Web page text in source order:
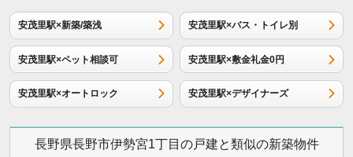
安茂里駅×新築/築浅 安茂里駅×バス・トイレ別
安茂里駅×ペット相談可 安茂里駅×敷金礼金0円
安茂里駅×オートロック 安茂里駅×デザイナーズ
長野県長野市伊勢宮1丁目の戸建と類似の新築物件